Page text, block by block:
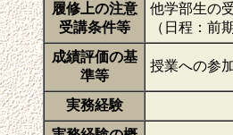
履修上の注意
受講条件等
他学部生の
（日程：
成績評価の基
準等
授業への参
実務経験